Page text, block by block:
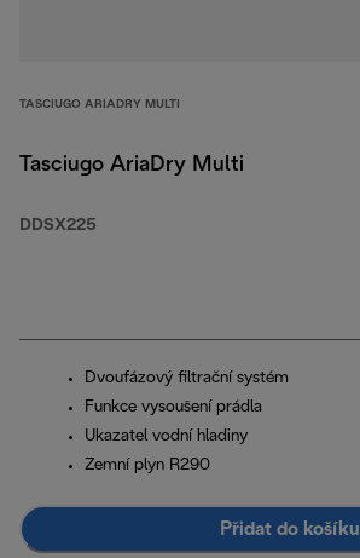
TASCIUGO ARIADRY MULTI
Tasciugo AriaDry Multi
DDSX225
Dvoufázový filtrační systém
Funkce vysoušení prádla
Ukazatel vodní hladiny
Zemní plyn R290
Přidat do košíku